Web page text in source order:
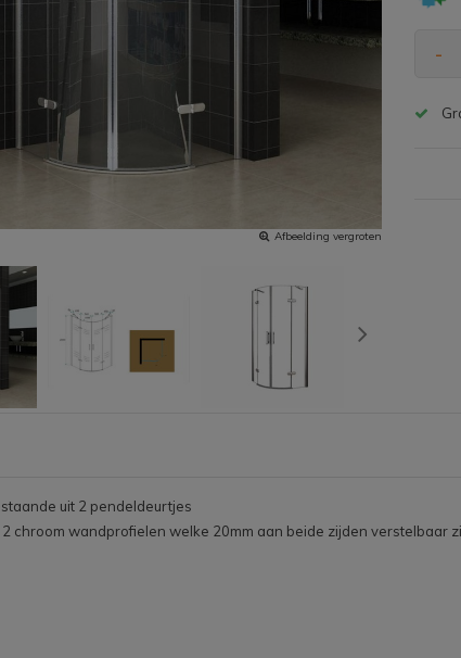
Afbeelding vergroten
-
uit 2 pendeldeurtjes
chroom wandprofielen welke 20mm aan beide zijden verstelbaar